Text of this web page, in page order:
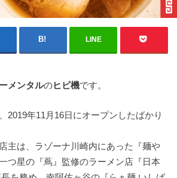
LINE
メンタルのヒビ機です。
2019年11月16日にオープンしたばかり
主は、ラゾーナ川崎内にあった『麺や
つ星の『蔦』監修のラーメン店『日本